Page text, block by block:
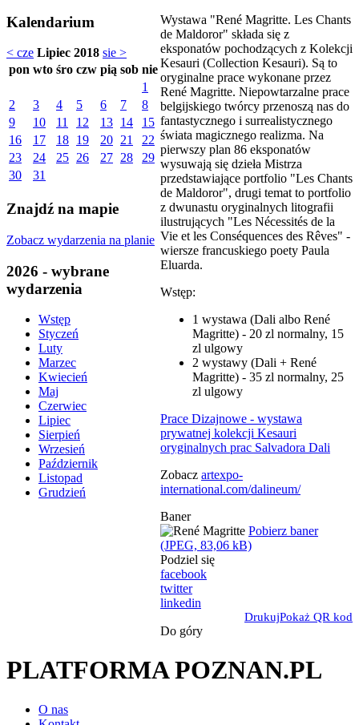
Kalendarium
< cze Lipiec 2018 sie >
pon wto śro czw pią sob nie
1
2
3 4 5 6 7
8
9
10 11 12 13 14
15
16
17 18 19 20 21
22
23
24 25 26 27 28
29
30
31
Znajdź na mapie
Zobacz wydarzenia na planie
2026 - wybrane
wydarzenia
Wstęp
Styczeń
Luty
Marzec
Kwiecień
Maj
Czerwiec
Lipiec
Sierpień
Wrzesień
Październik
Listopad
Grudzień
Wystawa "René Magritte. Les Chants
de Maldoror" składa się z
eksponatów pochodzących z Kolekcji
Kesauri (Collection Kesauri). Są to
oryginalne prace wykonane przez
René Magritte. Niepowtarzalne prace
belgijskiego twórcy przenoszą nas do
fantastycznego i surrealistycznego
świata magicznego realizma. Na
pierwszy plan 86 eksponatów
wysuwają się dzieła Mistrza
przedstawiające portfolio "Les Chants
de Maldoror", drugi temat to portfolio
z dwunastu oryginalnych litografii
ilustrujących "Les Nécessités de la
Vie et les Conséquences des Rêves" -
wiersze francuskiego poety Paula
Eluarda.
Wstęp:
1 wystawa (Dali albo René
Magritte) - 20 zl normalny, 15
zl ulgowy
2 wystawy (Dali + René
Magritte) - 35 zl normalny, 25
zl ulgowy
Prace Dizajnowe - wystawa
prywatnej kolekcji Kesauri
oryginalnych prac Salvadora Dali
Zobacz artexpo-
international.com/dalineum/
Baner
Pobierz baner
(JPEG, 83,06 kB)
Podziel się
facebook
twitter
linkedin
DrukujPokaż QR kod
Do góry
PLATFORMA POZNAN.PL
O nas